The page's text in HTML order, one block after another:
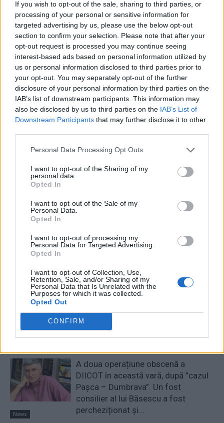
If you wish to opt-out of the sale, sharing to third parties, or
processing of your personal or sensitive information for
targeted advertising by us, please use the below opt-out
section to confirm your selection. Please note that after your
opt-out request is processed you may continue seeing
interest-based ads based on personal information utilized by
us or personal information disclosed to third parties prior to
your opt-out. You may separately opt-out of the further
disclosure of your personal information by third parties on the
IAB’s list of downstream participants. This information may
also be disclosed by us to third parties on the IAB’s List of
Downstream Participants that may further disclose it to other
Personal Data Processing Opt Outs
I want to opt-out of the Sharing of my
personal data.
Opted In
I want to opt-out of the Sale of my
Personal Data.
Opted In
I want to opt-out of processing my
Personal Data for Targeted Advertising.
Opted In
I want to opt-out of Collection, Use,
Retention, Sale, and/or Sharing of my
Personal Data that Is Unrelated with the
Purposes for which it was collected.
Opted Out
CONFIRM
Alba-neagra lui Boris
Johnson: a cerut UE să
amâne Brexit-ul cu trei luni,
dar nu e de acord cu
amânarea! Clovnul nu și-a
semnat scrisoarea
PSD S.A., fabrica de deșeuri
prezidențiale: bolșevicul
Iliescu, pușcăriașul Năstase,
„prostănacul” Geoană,
mitomanul Ponta și tuta
Dăncilă
Redacţia
RELATED ARTICLES
Comisia Europeană, după ororile
cu atenție modificările aduse legii.
Există riscul unor consecințe
Sabotaj grav al PNRR, de către
tabăra anti-europeană PSD-AUR:
câștigăm niciun kilowatt! Explicațiile
convingătoare ale ministrului
Pîslaru
News
A doua operațiune obscenă a
DIICOT în această vară, după ”cazul
Pașca – Dumbrava”. Un fost
consilier al lui Băsescu a fost
percheziționat și...